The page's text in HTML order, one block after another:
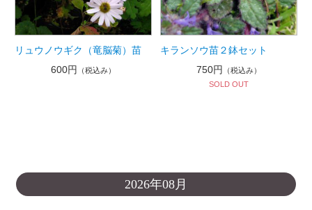
リュウノウギク（竜脳菊）苗
600円 （税込み）
キランソウ苗２鉢セット
750円
（税込み）
SOLD OUT
2026年08月